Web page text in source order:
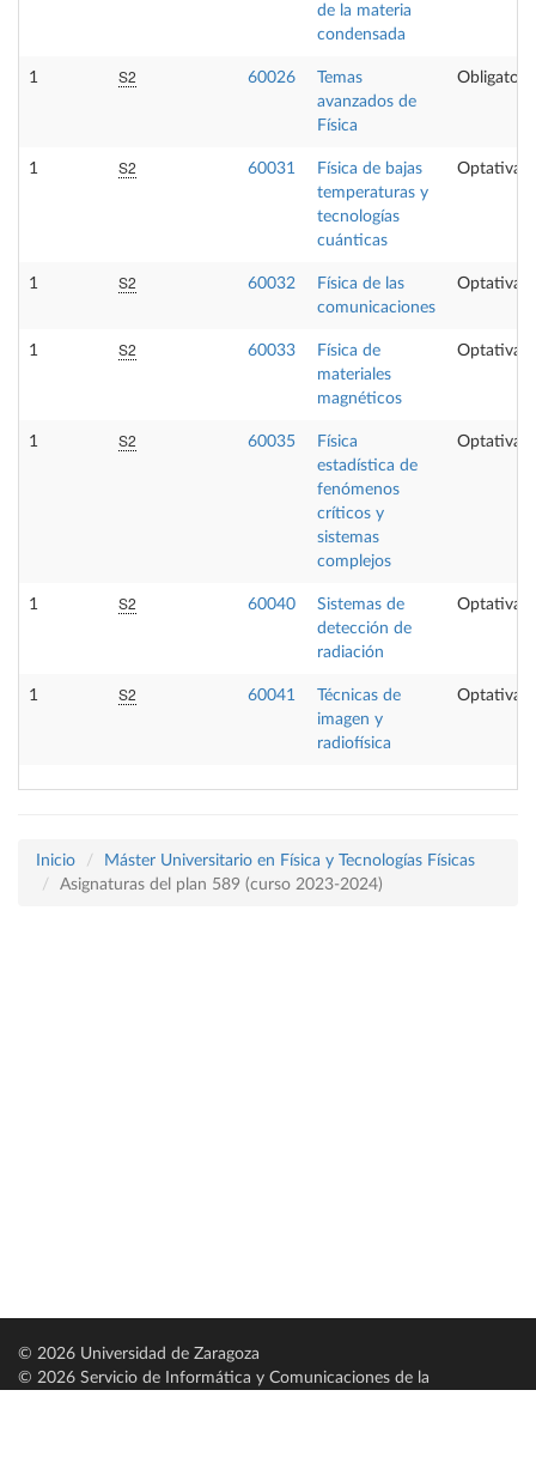
de la materia
condensada
1 S2 60026
Temas
avanzados de
Física
Obligatoria
1 S2 60031
Física de bajas
temperaturas y
tecnologías
cuánticas
Optativa
1 S2 60032
Física de las
comunicaciones
Optativa
1 S2 60033
Física de
materiales
magnéticos
Optativa
1 S2 60035
Física
estadística de
fenómenos
críticos y
sistemas
complejos
Optativa
1 S2 60040
Sistemas de
detección de
radiación
Optativa
1 S2 60041
Técnicas de
imagen y
radiofísica
Optativa
Inicio
Máster Universitario en Física y Tecnologías Físicas
Asignaturas del plan 589 (curso 2023-2024)
© 2026 Universidad de Zaragoza
© 2026 Servicio de Informática y Comunicaciones de la